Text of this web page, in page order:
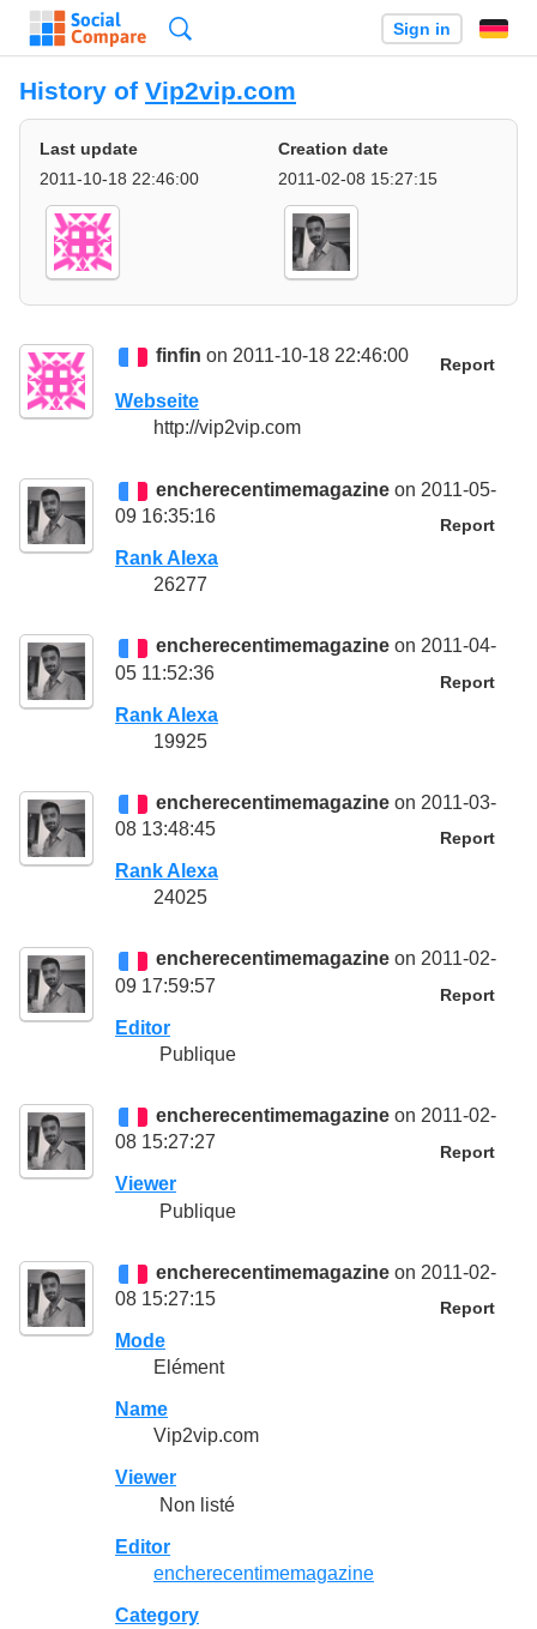
Sign in
History of Vip2vip.com
Last update
2011-10-18 22:46:00
Creation date
2011-02-08 15:27:15
finfin on 2011-10-18 22:46:00 Report
Webseite
http://vip2vip.com
encherecentimemagazine on 2011-05-
09 16:35:16
Report
Rank Alexa
26277
encherecentimemagazine on 2011-04-
05 11:52:36
Report
Rank Alexa
19925
encherecentimemagazine on 2011-03-
08 13:48:45
Report
Rank Alexa
24025
encherecentimemagazine on 2011-02-
09 17:59:57
Report
Editor
Publique
encherecentimemagazine on 2011-02-
08 15:27:27
Report
Viewer
Publique
encherecentimemagazine on 2011-02-
08 15:27:15
Report
Mode
Elément
Name
Vip2vip.com
Viewer
Non listé
Editor
encherecentimemagazine
Category